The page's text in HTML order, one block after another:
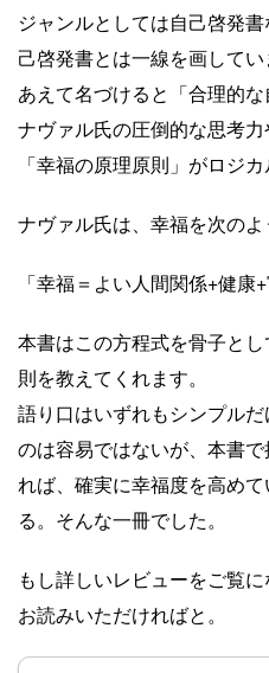
ジャンルとしては自己啓発
己啓発書とは一線を画してい
あえて名づけると「合理的な
ナヴァル氏の圧倒的な思考力
「幸福の原理原則」がロジ
ナヴァル氏は、幸福を次のよ
「幸福＝よい人間関係+健康+
本書はこの方程式を骨子と
則を教えてくれます。
語り口はいずれもシンプル
のは容易ではないが、本書
れば、確実に幸福度を高め
る。そんな一冊でした。
もし詳しいレビューをご覧
お読みいただければと。